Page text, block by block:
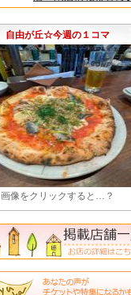
永久パス配布も！
自由が丘☆今週の１コマ
画像をクリックすると…？